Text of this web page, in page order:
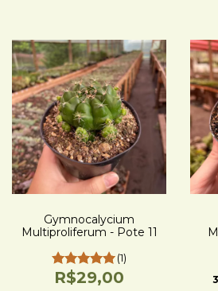
Gymnocalycium
Multiproliferum - Pote 11
(1)
R$29,00 3